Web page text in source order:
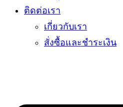
ติดต่อเรา
เกี่ยวกับเรา
สั่งซื้อและชำระเงิน